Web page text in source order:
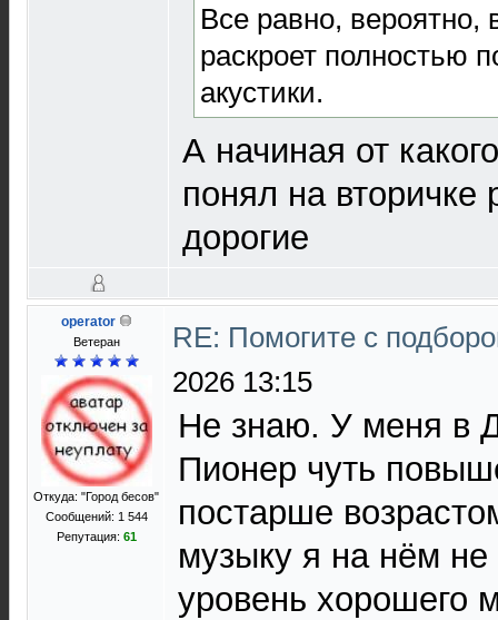
Все равно, вероятно,
раскроет полностью
акустики.
А начиная от
понял на
дорогие
operator
Ветеран
Откуда: "Город бесов"
Сообщений: 1 544
Репутация: 61
RE: Помогите с
2026 13:15
Не знаю. У меня в
Пионер чуть
постарше
музыку я на нём
уровень хорошего